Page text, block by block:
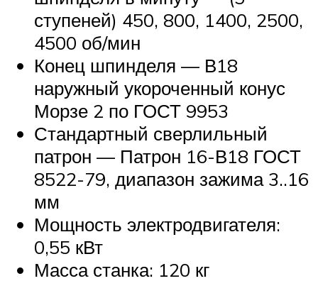
ступеней) 450, 800, 1400, 2500,
4500 об/мин
Конец шпинделя — В18
наружный укороченный конус
Морзе 2 по ГОСТ 9953
Стандартный сверлильный
патрон — Патрон 16-В18 ГОСТ
8522-79, диапазон зажима 3..16
мм
Мощность электродвигателя:
0,55 кВт
Масса станка: 120 кг